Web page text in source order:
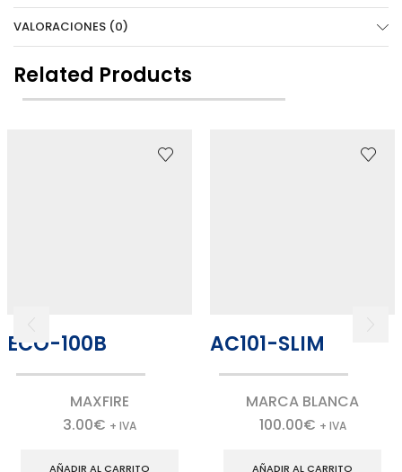
VALORACIONES (0)
Related Products
ECO-100B
MAXFIRE
3.00€ + IVA
AÑADIR AL CARRITO
AC101-SLIM
MARCA BLANCA
100.00€ + IVA
AÑADIR AL CARRITO